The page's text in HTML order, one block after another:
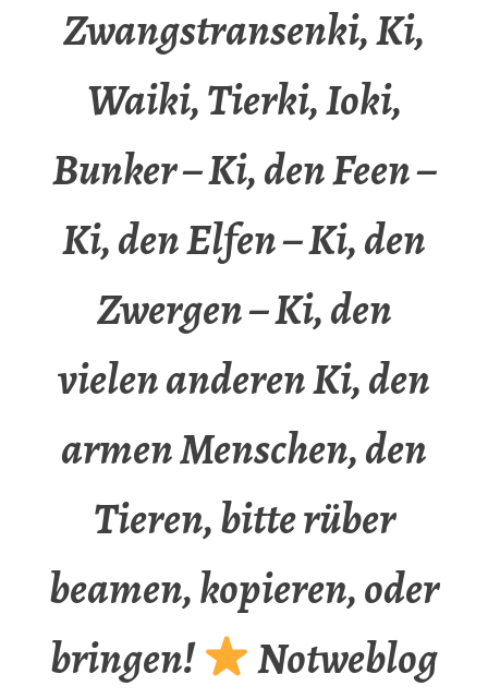
Zwangstransenki, Ki,
Waiki, Tierki, Ioki,
Bunker – Ki, den Feen –
Ki, den Elfen – Ki, den
Zwergen – Ki, den
vielen anderen Ki, den
armen Menschen, den
Tieren, bitte rüber
beamen, kopieren, oder
bringen!
Notweblog